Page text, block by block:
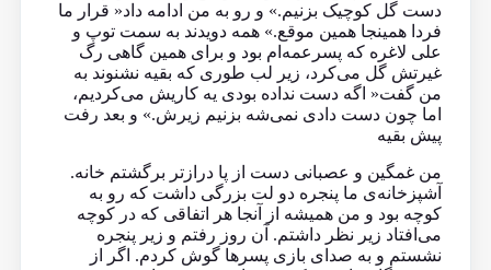
دست گل کوچیک بزنیم.» و رو به من ادامه داد« قرار ما
فردا همینجا همین موقع.» همه دویدند به سمت توپ و
علی لاغره که پسرعمه‌ام بود و برای همین گاهی رگ
غیرتش گل می‌کرد، زیر لب طوری که بقیه نشنوند به
من گفت« اگه دست نداده بودی یه کاریش می‌کردیم،
اما چون دست دادی نمی‌شه بزنیم زیرش.» و بعد رفت
پیش بقیه
من غمگین و عصبانی دست از پا درازتر برگشتم خانه.
آشپزخانه‌ی ما پنجره دو لت بزرگی داشت که رو به
کوچه بود و من همیشه از آنجا هر اتفاقی که در کوچه
می‌افتاد زیر نظر داشتم. آن روز رفتم و زیر پنجره
نشستم و به صدای بازی پسرها گوش کردم. اگر از